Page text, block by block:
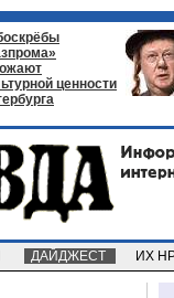
ценности
ДАЙДЖЕСТ ИХ